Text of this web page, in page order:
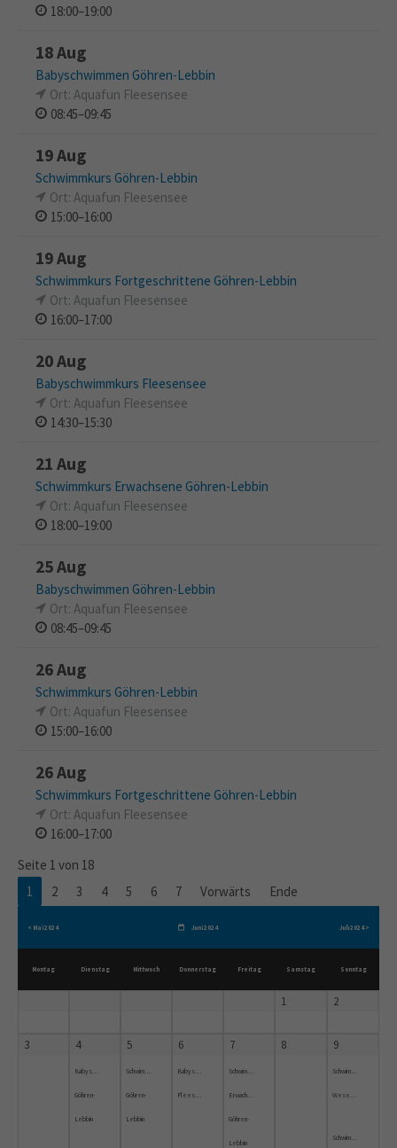
18:00–19:00
18 Aug
Babyschwimmen Göhren-Lebbin
Ort: Aquafun Fleesensee
08:45–09:45
19 Aug
Schwimmkurs Göhren-Lebbin
Ort: Aquafun Fleesensee
15:00–16:00
19 Aug
Schwimmkurs Fortgeschrittene Göhren-Lebbin
Ort: Aquafun Fleesensee
16:00–17:00
20 Aug
Babyschwimmkurs Fleesensee
Ort: Aquafun Fleesensee
14:30–15:30
21 Aug
Schwimmkurs Erwachsene Göhren-Lebbin
Ort: Aquafun Fleesensee
18:00–19:00
25 Aug
Babyschwimmen Göhren-Lebbin
Ort: Aquafun Fleesensee
08:45–09:45
26 Aug
Schwimmkurs Göhren-Lebbin
Ort: Aquafun Fleesensee
15:00–16:00
26 Aug
Schwimmkurs Fortgeschrittene Göhren-Lebbin
Ort: Aquafun Fleesensee
16:00–17:00
Seite 1 von 18
1
2 3 4 5 6 7 Vorwärts Ende
< Mai 2024 Juni 2024 Juli 2024 >
Montag Dienstag Mittwoch Donnerstag Freitag Samstag Sonntag
1 2
3 4
Babyschwimmen
Göhren-
Lebbin
5
Schwimmkurs
Göhren-
Lebbin
6
Babyschwimmkurs
Fleesensee
7
Schwimmkurs
Erwachsene
Göhren-
Lebbin
8 9
Schwimmkurs
Wesenberg
Schwimmkurs